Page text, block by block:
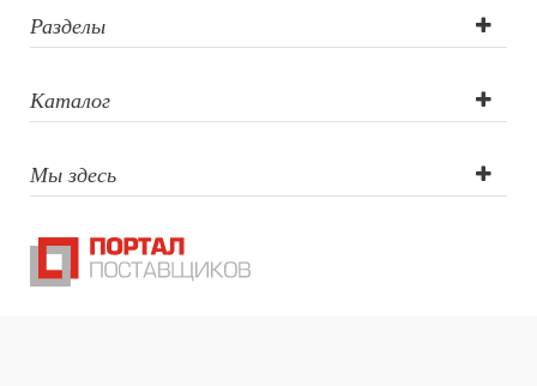
кружки
Разделы
Каталог
Мы здесь